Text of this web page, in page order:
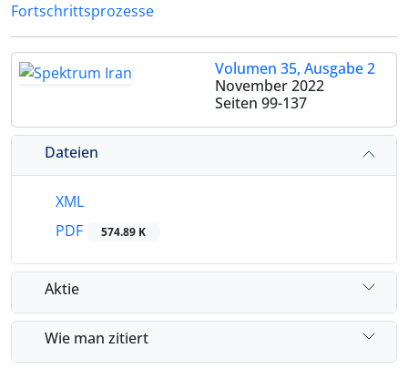
Fortschrittsprozesse
Volumen 35, Ausgabe 2
November 2022
Seiten 99-137
Dateien
XML
PDF
574.89 K
Aktie
Wie man zitiert